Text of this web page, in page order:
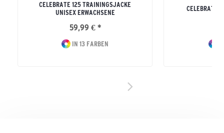
CELEBRATE 125 TRAININGSJACKE
UNISEX ERWACHSENE
59,99 € *
IN 13 FARBEN
CELEBRATE